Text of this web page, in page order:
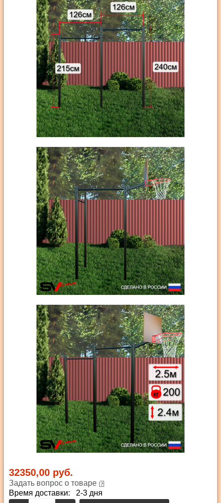
32350,00 руб.
Задать вопрос о товаре
Время доставки: 2-3 дня